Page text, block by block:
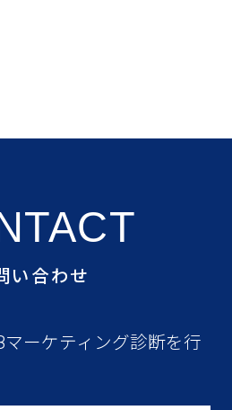
い合わせ
ーケティング診断を行